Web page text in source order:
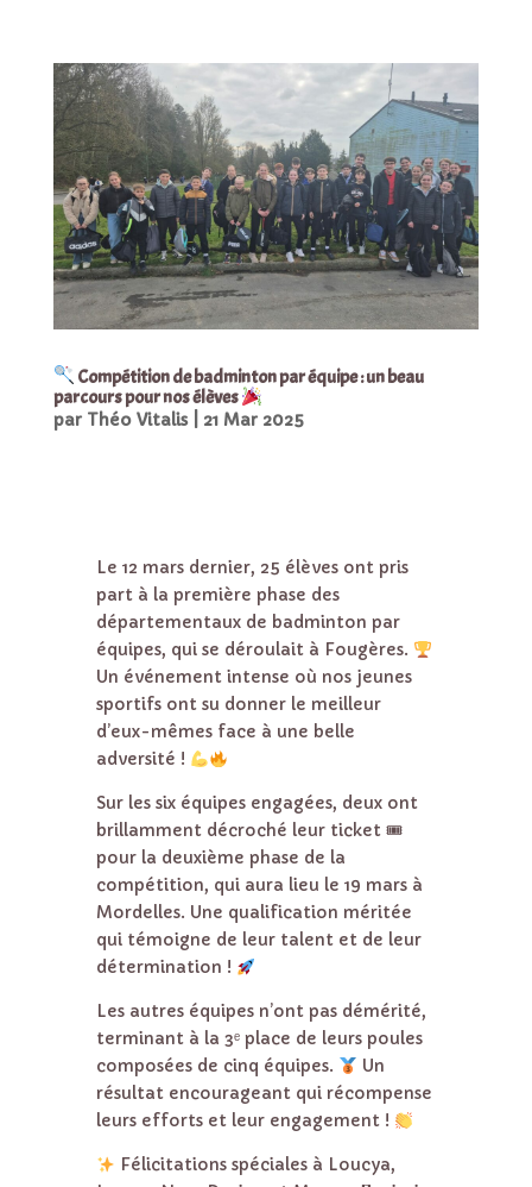
Compétition de badminton par équipe : un beau
parcours pour nos élèves
par Théo Vitalis| 21 Mar 2025
Le 12 mars dernier, 25 élèves ont pris
part à la première phase des
départementaux de badminton par
équipes, qui se déroulait à Fougères.
Un événement intense où nos jeunes
sportifs ont su donner le meilleur
d’eux-mêmes face à une belle
adversité !
Sur les six équipes engagées, deux ont
brillamment décroché leur ticket 🎟
pour la deuxième phase de la
compétition, qui aura lieu le 19 mars à
Mordelles. Une qualification méritée
qui témoigne de leur talent et de leur
détermination !
Les autres équipes n’ont pas démérité,
terminant à la 3ᵉ place de leurs poules
composées de cinq équipes.
Un
résultat encourageant qui récompense
leurs efforts et leur engagement !
Félicitations spéciales à Loucya,